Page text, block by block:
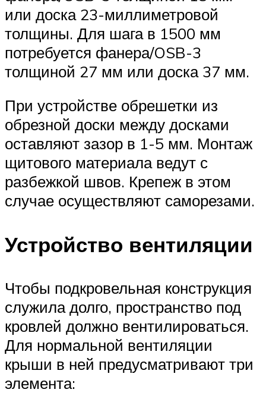
или доска 23-миллиметровой
толщины. Для шага в 1500 мм
потребуется фанера/OSB-3
толщиной 27 мм или доска 37 мм.
При устройстве обрешетки из
обрезной доски между досками
оставляют зазор в 1-5 мм. Монтаж
щитового материала ведут с
разбежкой швов. Крепеж в этом
случае осуществляют саморезами.
Устройство вентиляции
Чтобы подкровельная конструкция
служила долго, пространство под
кровлей должно вентилироваться.
Для нормальной вентиляции
крыши в ней предусматривают три
элемента: